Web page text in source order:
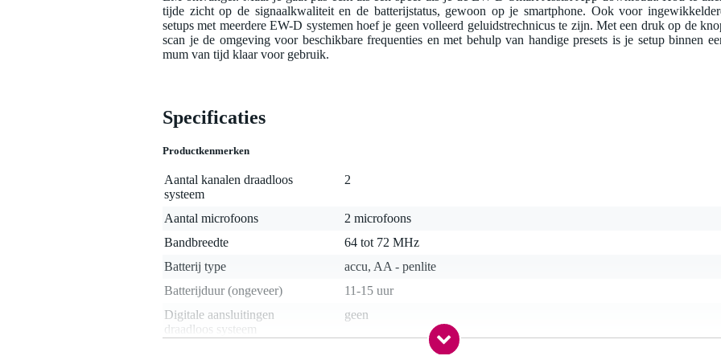
tijde zicht op de signaalkwaliteit en de batterijstatus, gewoon op je smartphone. Ook voor
setups met meerdere EW-D systemen hoef je geen volleerd geluidstrechnicus te zijn. Met een druk op de
scan je de omgeving voor beschikbare frequenties en met behulp van handige presets is je setup binnen
mum van tijd klaar voor gebruik.
Specificaties
Productkenmerken
Aantal kanalen draadloos
systeem
2
Aantal microfoons
2 microfoons
Bandbreedte
64 tot 72 MHz
Batterij type
accu, AA - penlite
Batterijduur (ongeveer)
11-15 uur
Digitale aansluitingen
draadloos systeem
geen
niet gespecificeerd